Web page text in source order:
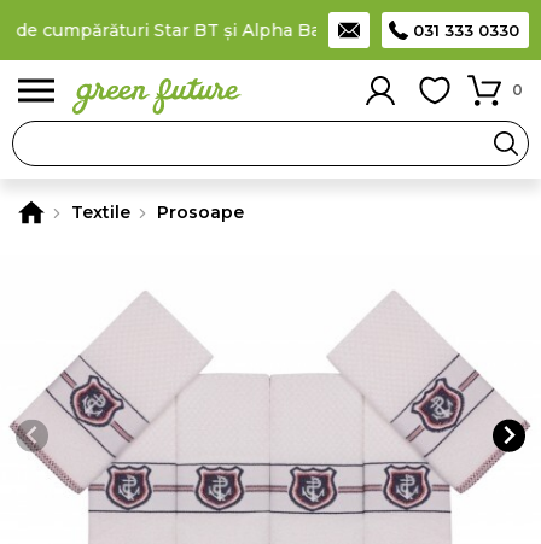
cumpărături Star BT și Alpha Bank Plătești în rateprin
031 333 0330
0
Textile Prosoape